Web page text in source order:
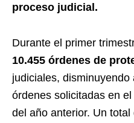
proceso judicial.
Durante el primer
10.455 órdenes de
judiciales,
órdenes solicitadas en
del año anterior. Un